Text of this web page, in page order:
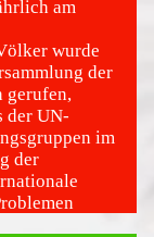
am
wurde
der
gerufen,
der UN-
im
der